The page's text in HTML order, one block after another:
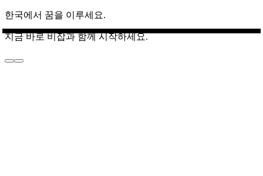
한국에서 꿈을 이루세요.
지금 바로 비잡과 함께 시작하세요.